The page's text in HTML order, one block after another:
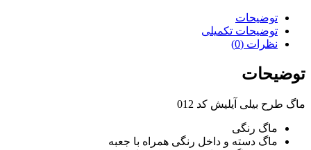
توضیحات
توضیحات تکمیلی
نظرات (0)
توضیحات
ماگ طرح بیلی آیلیش کد 012
ماگ رنگی
ماگ دسته و داخل رنگی همراه با جعبه